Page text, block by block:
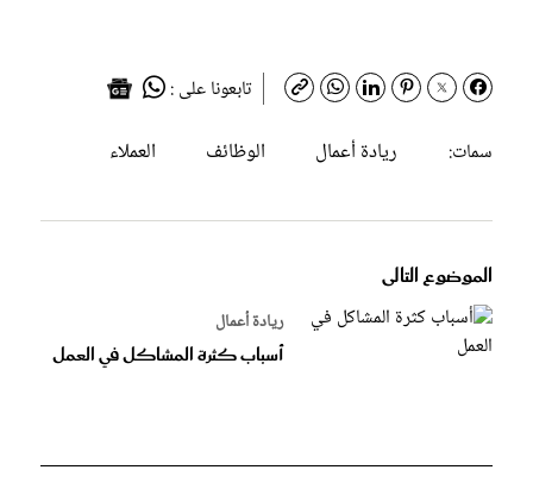
تابعونا على :
سمات:
ريادة أعمال الوظائف العملاء
الموضوع التالى
ريادة أعمال
أسباب كثرة المشاكل في العمل